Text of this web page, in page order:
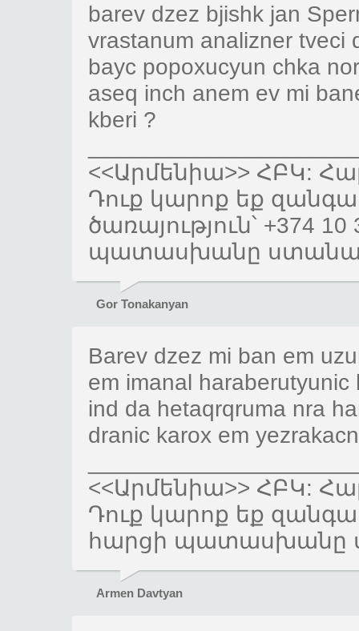
barev dzez bjishk jan
vrastanum analizner tveci
bayc popoxucyun chka
aseq inch anem ev mi
kberi ?
<<Արմենիա>> ՀԲԿ:
Դուք կարոք եք
ծառայություն՝ +374
պատասխանը
Gor Tonakanyan
Barev dzez mi ban em
em imanal
ind da hetaqrqruma nra
dranic karox em
<<Արմենիա>> ՀԲԿ:
Դուք կարոք եք
հարցի պատասխանը
Armen Davtyan